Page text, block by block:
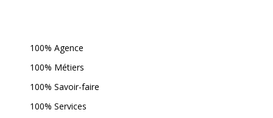
100% Agence
100% Métiers
100% Savoir-faire
100% Services